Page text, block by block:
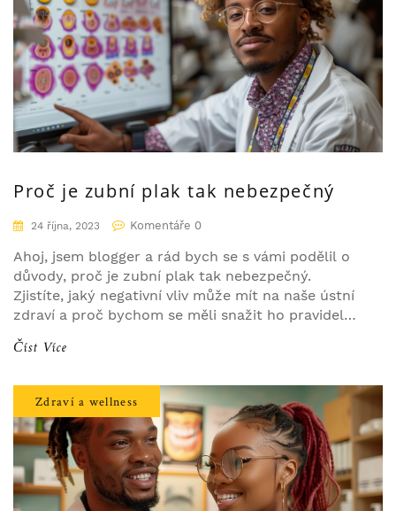
Proč je zubní plak tak nebezpečný
24 října, 2023 Komentáře 0
Ahoj, jsem blogger a rád bych se s vámi podělil o
důvody, proč je zubní plak tak nebezpečný.
Zjistíte, jaký negativní vliv může mít na naše ústní
zdraví a proč bychom se měli snažit ho pravidelně
odstraňovat. Také se dozvíte, jak lze zubnímu
plaku předcházet. Důležité je si uvědomit, že plak
Proto je potřeba o toto téma pečovat.
Číst Více
Zdraví a wellness